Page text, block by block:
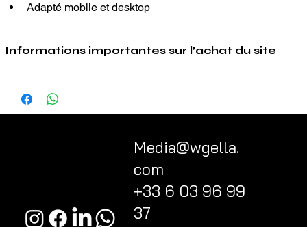
Adapté mobile et desktop
Informations importantes sur l’achat du site
En achetant ce site, vous bénéficiez d’une base de site déjà
l’adaptation du site à votre entreprise ;
la modification des couleurs selon votre identité visuelle ;
le remplacement des images par vos propres photos ou
l’adaptation des textes selon votre activité, dans le respect
de la structure existante ;
Media@wgella.
com
+33 6 03 96 99
37